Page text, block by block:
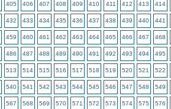
405 406 407 408 409 410 411 412 413 414
432 433 434 435 436 437 438 439 440 441
459 460 461 462 463 464 465 466 467 468
486 487 488 489 490 491 492 493 494 495
513 514 515 516 517 518 519 520 521 522
540 541 542 543 544 545 546 547 548 549
567 568 569 570 571 572 573 574 575 576